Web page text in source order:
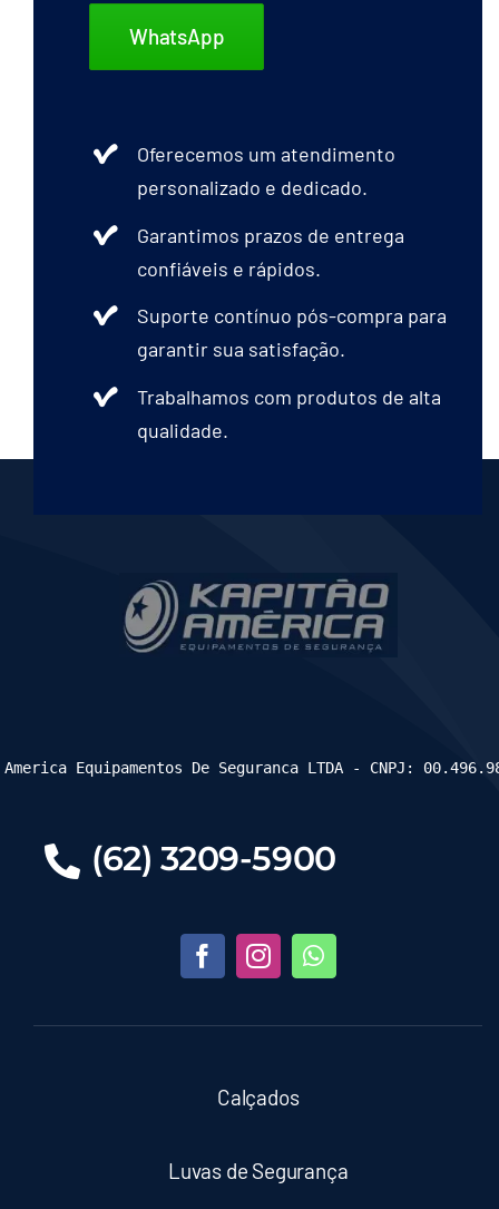
WhatsApp
Oferecemos um atendimento
personalizado e dedicado.
Garantimos prazos de entrega
confiáveis e rápidos.
Suporte contínuo pós-compra para
garantir sua satisfação.
Trabalhamos com produtos de alta
qualidade.
(62) 3209-5900
Calçados
Luvas de Segurança
Equipamentos De Seguranca LTDA - CNPJ: